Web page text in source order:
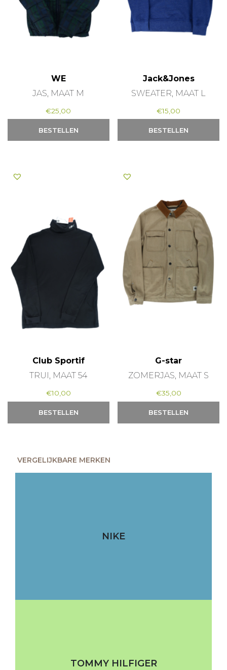
WE
JAS, MAAT M
€25,00
BESTELLEN
Jack&Jones
SWEATER, MAAT L
€15,00
BESTELLEN
Club Sportif
TRUI, MAAT 54
€10,00
BESTELLEN
G-star
ZOMERJAS, MAAT S
€35,00
BESTELLEN
VERGELIJKBARE MERKEN
NIKE
TOMMY HILFIGER